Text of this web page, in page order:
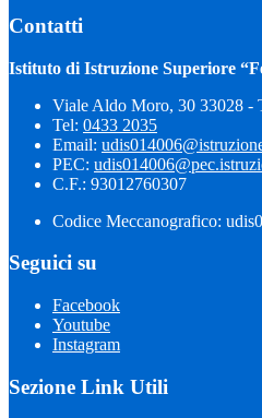
Contatti
Istituto di Istruzione Superiore
Viale Aldo Moro, 30 33028 -
Tel: 0433 2035
Email:
PEC:
C.F.: 93012760307
Codice Meccanografico:
Seguici su
Facebook
Youtube
Instagram
Sezione Link Utili